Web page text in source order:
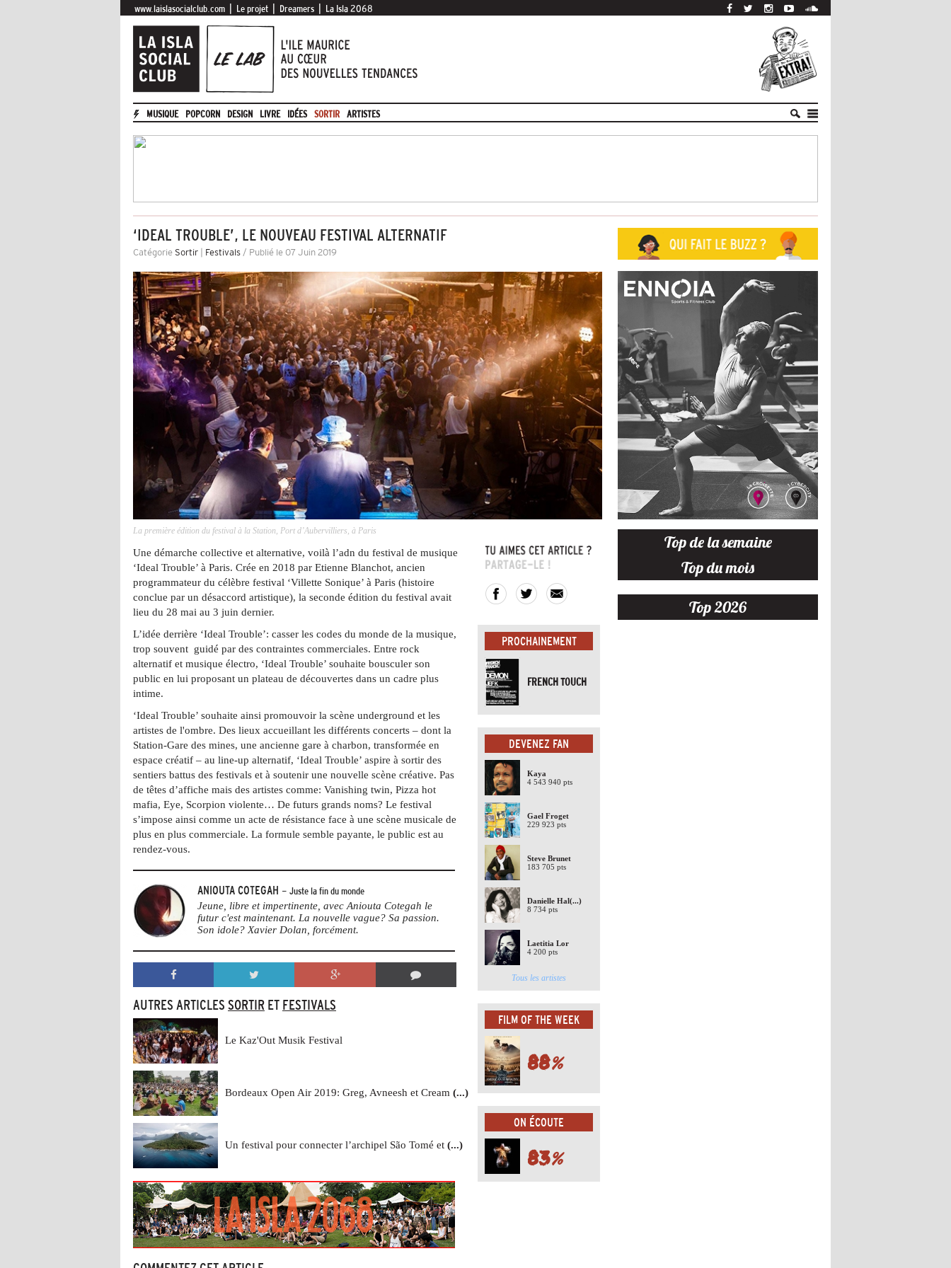
www.laislasocialclub.com Le projet Dreamers La Isla 2068
MUSIQUE POPCORN DESIGN LIVRE IDÉES SORTIR ARTISTES
‘IDEAL TROUBLE’, LE NOUVEAU FESTIVAL ALTERNATIF
Catégorie Sortir Festivals / Publié le 07 Juin 2019
La première édition du festival à la Station, Port d’Aubervilliers, à Paris
Une démarche collective et alternative, voilà l’adn du festival de musique
‘Ideal Trouble’ à Paris. Crée en 2018 par Etienne Blanchot, ancien
programmateur du célèbre festival ‘Villette Sonique’ à Paris (histoire
conclue par un désaccord artistique), la seconde édition du festival avait
lieu du 28 mai au 3 juin dernier.
L’idée derrière ‘Ideal Trouble’: casser les codes du monde de la musique,
trop souvent guidé par des contraintes commerciales. Entre rock
alternatif et musique électro, ‘Ideal Trouble’ souhaite bousculer son
public en lui proposant un plateau de découvertes dans un cadre plus
intime.
‘Ideal Trouble’ souhaite ainsi promouvoir la scène underground et les
artistes de l'ombre. Des lieux accueillant les différents concerts – dont la
Station-Gare des mines, une ancienne gare à charbon, transformée en
espace créatif – au line-up alternatif, ‘Ideal Trouble’ aspire à sortir des
sentiers battus des festivals et à soutenir une nouvelle scène créative. Pas
de têtes d’affiche mais des artistes comme: Vanishing twin, Pizza hot
mafia, Eye, Scorpion violente… De futurs grands noms? Le festival
s’impose ainsi comme un acte de résistance face à une scène musicale de
plus en plus commerciale. La formule semble payante, le public est au
rendez-vous.
ANIOUTA COTEGAH - Juste la fin du monde
Jeune, libre et impertinente, avec Aniouta Cotegah le
futur c'est maintenant. La nouvelle vague? Sa passion.
Son idole? Xavier Dolan, forcément.
AUTRES ARTICLES SORTIR ET FESTIVALS
Le Kaz'Out Musik Festival
Bordeaux Open Air 2019: Greg, Avneesh et Cream (...)
Un festival pour connecter l’archipel São Tomé et (...)
PROCHAINEMENT
FRENCH TOUCH
DEVENEZ FAN
Kaya
4 543 940 pts
Gael Froget
229 923 pts
Steve Brunet
183 705 pts
Danielle Hal(...)
8 734 pts
Laetitia Lor
4 200 pts
Tous les artistes
FILM OF THE WEEK
88%
ON ÉCOUTE
83%
Top de la semaine
Top du mois
Top 2026